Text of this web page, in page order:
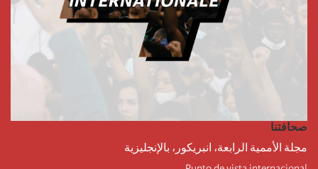
صحافتنا
مجلة الأممية الرابعة، انبريكور، بالإنجليزية